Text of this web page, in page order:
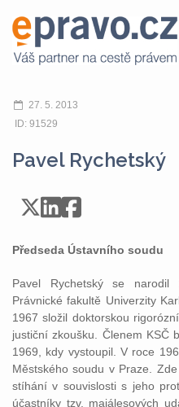
27. 5. 2013
ID: 91529
Pavel Rychetský
Předseda Ústavního soudu
Pavel Rychetský se
Právnické fakultě Univerzity
1967 složil doktorskou
justiční zkoušku. Členem KSČ
1969, kdy vystoupil. V roce
Městského soudu v Praze.
stíhání v souvislosti s jeho
účastníky tzv. majálesových